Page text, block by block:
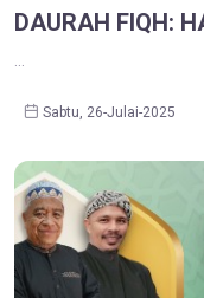
DAURAH FIQH:
Sabtu, 26-Julai-2025